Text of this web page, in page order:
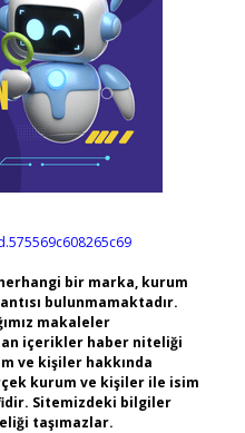
bir marka, kurum
bulunmamaktadır.
makaleler
içerikler haber niteliği
ve kişiler hakkında
kurum ve kişiler ile isim
Sitemizdeki bilgiler
taşımazlar.